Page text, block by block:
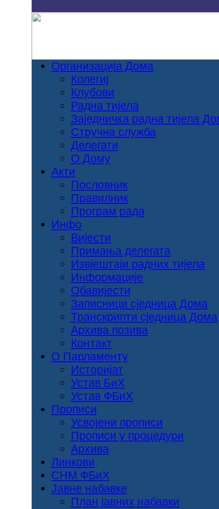
Организација Дома
Колегиј
Клубови
Радна тијела
Заједничка радна тијела
Стручна служба
Делегати
O Дому
Aкти
Пословник
Правилник
Програм рада
Инфо
Вијести
Примања делегата
Извјештаји радних тијела
Информације
Обавијести
Записници сједница Дома
Транскрипти сједница Дома
Архива позива
Контакт
О Парламенту
Историјат
Устав БиХ
Устав ФБиХ
Прописи
Усвојени прописи
Прописи у процедури
Архива
Линкови
СНМ ФБиХ
Јавне набавке
План јавних набавки